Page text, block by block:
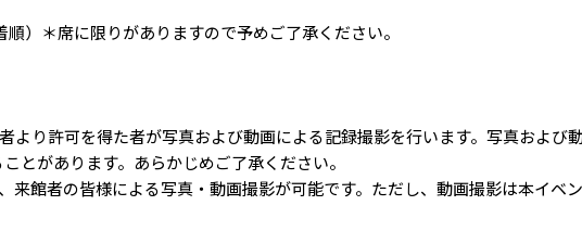
）＊席に限りがありますので予めご了承ください。
より許可を得た者が写真および動画による記録撮影を行います。写真およ
とがあります。あらかじめご了承ください。
来館者の皆様による写真・動画撮影が可能です。ただし、動画撮影は本イベ